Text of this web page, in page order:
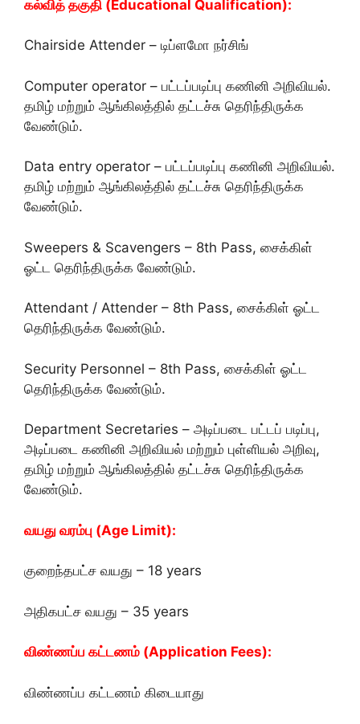
கல்வித் தகுதி (Educational Qualification):
Chairside Attender – டிப்ளமோ நர்சிங்
Computer operator – பட்டப்படிப்பு கணினி அறிவியல்.
தமிழ் மற்றும் ஆங்கிலத்தில் தட்டச்சு தெரிந்திருக்க
வேண்டும்.
Data entry operator – பட்டப்படிப்பு கணினி அறிவியல்.
தமிழ் மற்றும் ஆங்கிலத்தில் தட்டச்சு தெரிந்திருக்க
வேண்டும்.
Sweepers & Scavengers – 8th Pass, சைக்கிள்
ஓட்ட தெரிந்திருக்க வேண்டும்.
Attendant / Attender – 8th Pass, சைக்கிள் ஓட்ட
தெரிந்திருக்க வேண்டும்.
Security Personnel – 8th Pass, சைக்கிள் ஓட்ட
தெரிந்திருக்க வேண்டும்.
Department Secretaries – அடிப்படை பட்டப் படிப்பு,
அடிப்படை கணினி அறிவியல் மற்றும் புள்ளியல் அறிவு,
தமிழ் மற்றும் ஆங்கிலத்தில் தட்டச்சு தெரிந்திருக்க
வேண்டும்.
வயது வரம்பு (Age Limit):
குறைந்தபட்ச வயது – 18 years
அதிகபட்ச வயது – 35 years
விண்ணப்ப கட்டணம் (Application Fees):
விண்ணப்ப கட்டணம் கிடையாது